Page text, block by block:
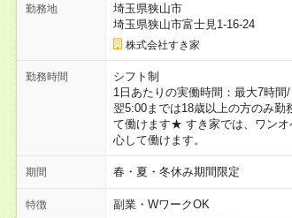
勤務地
埼玉県狭山市
埼玉県狭山市富士見1-16-24
株式会社すき家
勤務時間
シフト制
1日あたりの実働時間：最大7時
翌5:00までは18歳以上の方のみ
て働けます★ すき家では、ワンオ
心して働けます。
期間 春・夏・冬休み期間限定
特徴 副業・WワークOK